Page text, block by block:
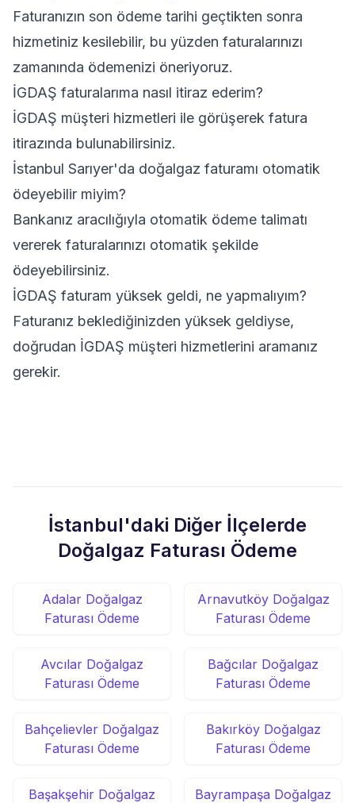
Faturanızın son ödeme tarihi geçtikten sonra
hizmetiniz kesilebilir, bu yüzden faturalarınızı
zamanında ödemenizi öneriyoruz.
İGDAŞ faturalarıma nasıl itiraz ederim?
İGDAŞ müşteri hizmetleri ile görüşerek fatura
itirazında bulunabilirsiniz.
İstanbul Sarıyer'da doğalgaz faturamı otomatik
ödeyebilir miyim?
Bankanız aracılığıyla otomatik ödeme talimatı
vererek faturalarınızı otomatik şekilde
ödeyebilirsiniz.
İGDAŞ faturam yüksek geldi, ne yapmalıyım?
Faturanız beklediğinizden yüksek geldiyse,
doğrudan İGDAŞ müşteri hizmetlerini aramanız
gerekir.
İstanbul'daki Diğer İlçelerde
Doğalgaz Faturası Ödeme
Adalar Doğalgaz
Faturası Ödeme
Arnavutköy Doğalgaz
Faturası Ödeme
Avcılar Doğalgaz
Faturası Ödeme
Bağcılar Doğalgaz
Faturası Ödeme
Bahçelievler Doğalgaz
Faturası Ödeme
Bakırköy Doğalgaz
Faturası Ödeme
Başakşehir Doğalgaz
Bayrampaşa Doğalgaz